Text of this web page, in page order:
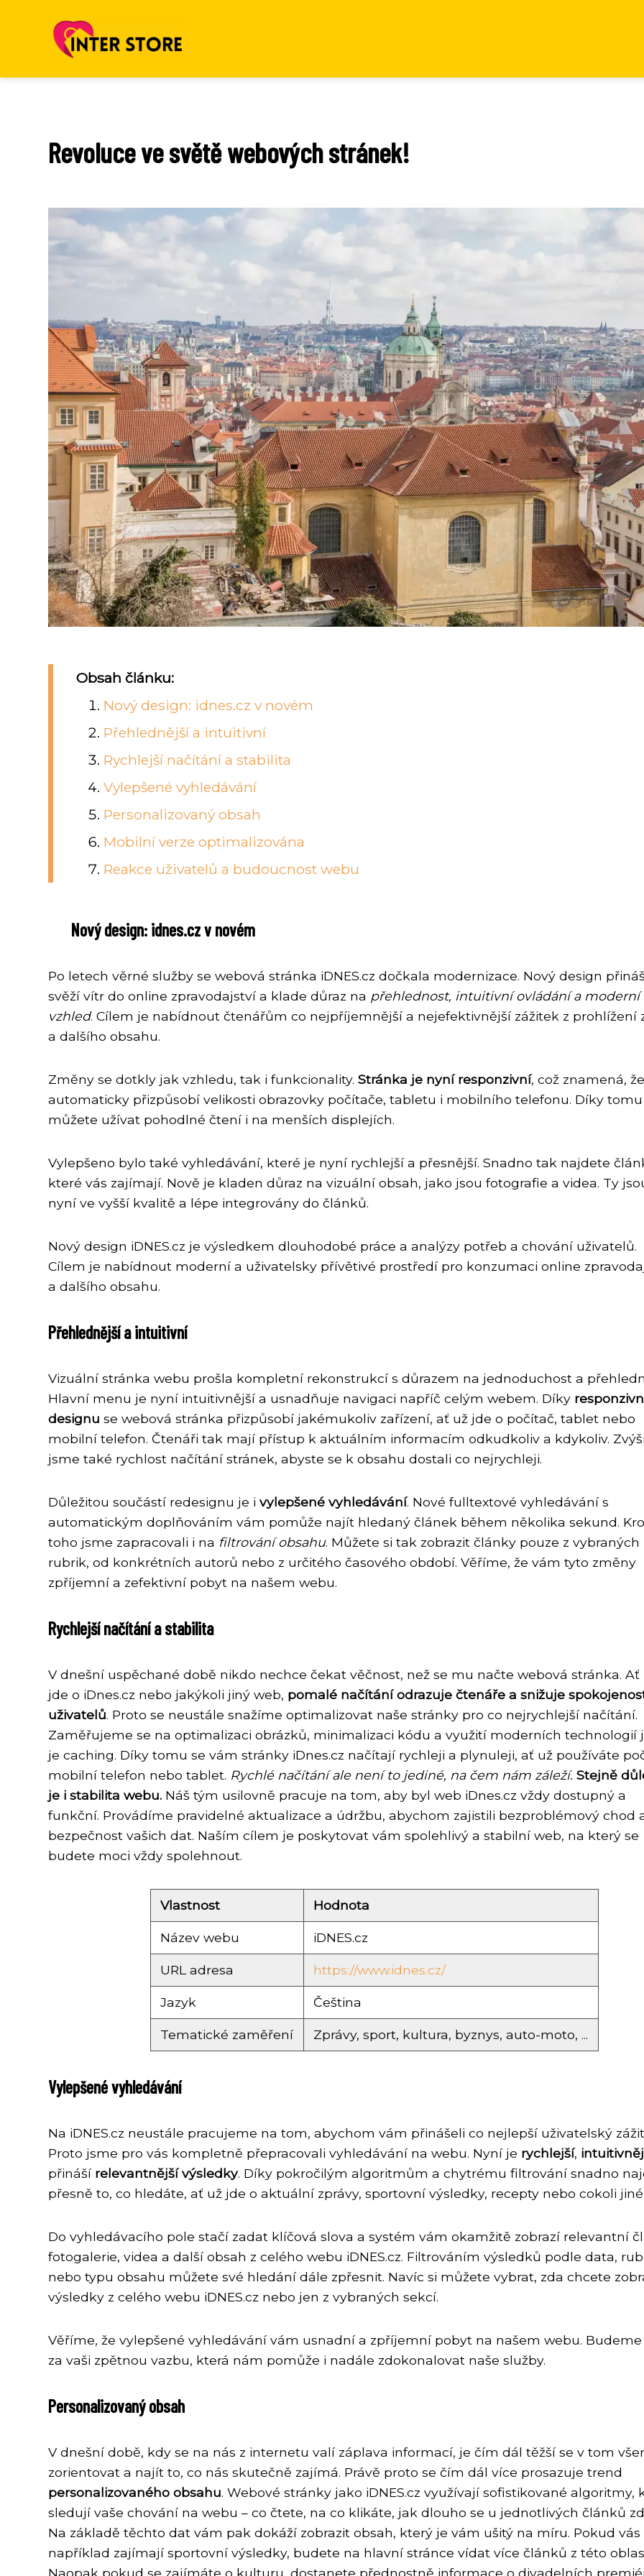
Revoluce ve světě webových stránek!
Obsah článku:
Nový design: idnes.cz v novém
Přehlednější a intuitivní
Rychlejší načítání a stabilita
Vylepšené vyhledávání
Personalizovaný obsah
Mobilní verze optimalizována
Reakce uživatelů a budoucnost webu
Nový design: idnes.cz v novém
Po letech věrné služby se webová stránka iDNES.cz dočkala modernizace. Nový design
svěží vítr do online zpravodajství a klade důraz na přehlednost, intuitivní ovládání a moderní
vzhled. Cílem je nabídnout čtenářům co nejpříjemnější a nejefektivnější zážitek z prohlížení
a dalšího obsahu.
Změny se dotkly jak vzhledu, tak i funkcionality. Stránka je nyní responzivní, což znamená,
automaticky přizpůsobí velikosti obrazovky počítače, tabletu i mobilního telefonu. Díky tomu
můžete užívat pohodlné čtení i na menších displejích.
Vylepšeno bylo také vyhledávání, které je nyní rychlejší a přesnější. Snadno tak najdete
které vás zajímají. Nově je kladen důraz na vizuální obsah, jako jsou fotografie a videa. Ty
nyní ve vyšší kvalitě a lépe integrovány do článků.
Nový design iDNES.cz je výsledkem dlouhodobé práce a analýzy potřeb a chování uživatelů.
Cílem je nabídnout moderní a uživatelsky přívětivé prostředí pro konzumaci online
a dalšího obsahu.
Přehlednější a intuitivní
Vizuální stránka webu prošla kompletní rekonstrukcí s důrazem na jednoduchost a
Hlavní menu je nyní intuitivnější a usnadňuje navigaci napříč celým webem. Díky
designu se webová stránka přizpůsobí jakémukoliv zařízení, ať už jde o počítač, tablet nebo
mobilní telefon. Čtenáři tak mají přístup k aktuálním informacím odkudkoliv a kdykoliv.
jsme také rychlost načítání stránek, abyste se k obsahu dostali co nejrychleji.
Důležitou součástí redesignu je i vylepšené vyhledávání. Nové fulltextové vyhledávání s
automatickým doplňováním vám pomůže najít hledaný článek během několika sekund.
toho jsme zapracovali i na filtrování obsahu. Můžete si tak zobrazit články pouze z vybraných
rubrik, od konkrétních autorů nebo z určitého časového období. Věříme, že vám tyto změny
zpříjemní a zefektivní pobyt na našem webu.
Rychlejší načítání a stabilita
V dnešní uspěchané době nikdo nechce čekat věčnost, než se mu načte webová stránka. Ať
jde o iDnes.cz nebo jakýkoli jiný web, pomalé načítání odrazuje čtenáře a snižuje
uživatelů. Proto se neustále snažíme optimalizovat naše stránky pro co nejrychlejší načítání.
Zaměřujeme se na optimalizaci obrázků, minimalizaci kódu a využití moderních technologií
je caching. Díky tomu se vám stránky iDnes.cz načítají rychleji a plynuleji, ať už používáte
mobilní telefon nebo tablet. Rychlé načítání ale není to jediné, na čem nám záleží. Stejně
je i stabilita webu. Náš tým usilovně pracuje na tom, aby byl web iDnes.cz vždy dostupný a
funkční. Provádíme pravidelné aktualizace a údržbu, abychom zajistili bezproblémový chod
bezpečnost vašich dat. Naším cílem je poskytovat vám spolehlivý a stabilní web, na který se
budete moci vždy spolehnout.
Vlastnost Hodnota
Název webu iDNES.cz
URL adresa https://www.idnes.cz/
Jazyk Čeština
Tematické zaměření Zprávy, sport, kultura, byznys, auto-moto, ...
Vylepšené vyhledávání
Na iDNES.cz neustále pracujeme na tom, abychom vám přinášeli co nejlepší uživatelský
Proto jsme pro vás kompletně přepracovali vyhledávání na webu. Nyní je rychlejší,
přináší relevantnější výsledky. Díky pokročilým algoritmům a chytrému filtrování snadno
přesně to, co hledáte, ať už jde o aktuální zprávy, sportovní výsledky, recepty nebo cokoli
Do vyhledávacího pole stačí zadat klíčová slova a systém vám okamžitě zobrazí relevantní
fotogalerie, videa a další obsah z celého webu iDNES.cz. Filtrováním výsledků podle data,
nebo typu obsahu můžete své hledání dále zpřesnit. Navíc si můžete vybrat, zda chcete
výsledky z celého webu iDNES.cz nebo jen z vybraných sekcí.
Věříme, že vylepšené vyhledávání vám usnadní a zpříjemní pobyt na našem webu. Budeme
za vaši zpětnou vazbu, která nám pomůže i nadále zdokonalovat naše služby.
Personalizovaný obsah
V dnešní době, kdy se na nás z internetu valí záplava informací, je čím dál těžší se v tom
zorientovat a najít to, co nás skutečně zajímá. Právě proto se čím dál více prosazuje trend
personalizovaného obsahu. Webové stránky jako iDNES.cz využívají sofistikované algoritmy,
sledují vaše chování na webu – co čtete, na co klikáte, jak dlouho se u jednotlivých článků
Na základě těchto dat vám pak dokáží zobrazit obsah, který je vám ušitý na míru. Pokud vás
například zajímají sportovní výsledky, budete na hlavní stránce vídat více článků z této
Naopak pokud se zajímáte o kulturu, dostanete přednostně informace o divadelních